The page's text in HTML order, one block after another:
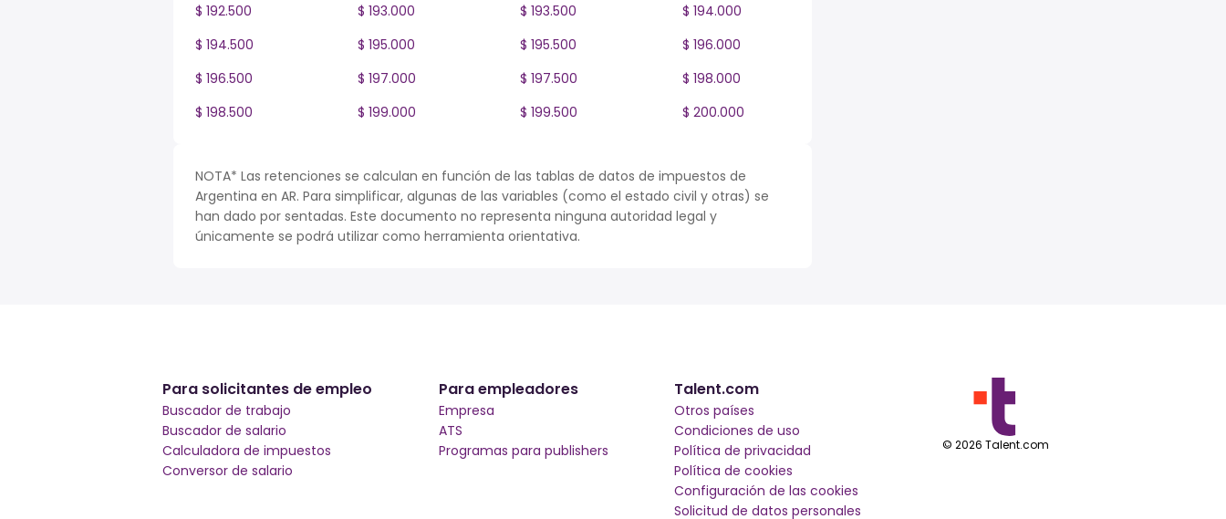
$ 192.500
$ 193.000 $ 193.500
$ 194.000
$ 194.500
$ 195.000 $ 195.500
$ 196.000
$ 196.500
$ 197.000 $ 197.500
$ 198.000
$ 198.500
$ 199.000 $ 199.500 $ 200.000
NOTA* Las retenciones se calculan en función de las tablas de datos de impuestos de
Argentina en AR. Para simplificar, algunas de las variables (como el estado civil y otras) se
han dado por sentadas. Este documento no representa ninguna autoridad legal y
únicamente se podrá utilizar como herramienta orientativa.
Para solicitantes de empleo
Buscador de trabajo
Buscador de salario
Calculadora de impuestos
Conversor de salario
Para empleadores
Empresa
ATS
Programas para publishers
Talent.com
Otros países
Condiciones de uso
Política de privacidad
Política de cookies
Configuración de las cookies
Solicitud de datos personales
© 2026 Talent.com